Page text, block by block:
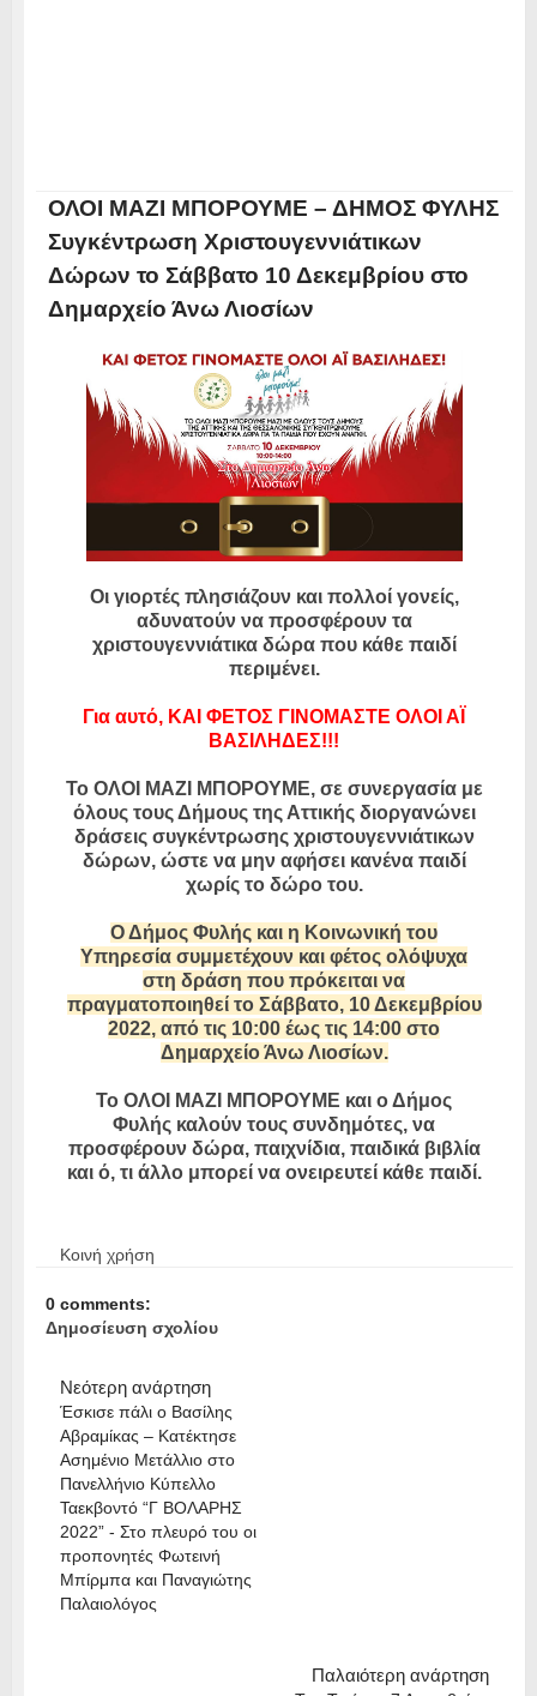
ΟΛΟΙ ΜΑΖΙ ΜΠΟΡΟΥΜΕ – ΔΗΜΟΣ ΦΥΛΗΣ
Συγκέντρωση Χριστουγεννιάτικων
Δώρων το Σάββατο 10 Δεκεμβρίου στο
Δημαρχείο Άνω Λιοσίων
Οι γιορτές πλησιάζουν και πολλοί γονείς,
αδυνατούν να προσφέρουν τα
χριστουγεννιάτικα δώρα που κάθε παιδί
περιμένει.
Για αυτό, ΚΑΙ ΦΕΤΟΣ ΓΙΝΟΜΑΣΤΕ ΟΛΟΙ ΑΪ
ΒΑΣΙΛΗΔΕΣ!!!
Το ΟΛΟΙ ΜΑΖΙ ΜΠΟΡΟΥΜΕ, σε συνεργασία με
όλους τους Δήμους της Αττικής διοργανώνει
δράσεις συγκέντρωσης χριστουγεννιάτικων
δώρων, ώστε να μην αφήσει κανένα παιδί
χωρίς το δώρο του.
Ο Δήμος Φυλής και η Κοινωνική του
Υπηρεσία συμμετέχουν και φέτος ολόψυχα
στη δράση που πρόκειται να
πραγματοποιηθεί το Σάββατο, 10 Δεκεμβρίου
2022, από τις 10:00 έως τις 14:00 στο
Δημαρχείο Άνω Λιοσίων.
Το ΟΛΟΙ ΜΑΖΙ ΜΠΟΡΟΥΜΕ και ο Δήμος
Φυλής καλούν τους συνδημότες, να
προσφέρουν δώρα, παιχνίδια, παιδικά βιβλία
και ό, τι άλλο μπορεί να ονειρευτεί κάθε παιδί.
Κοινή χρήση
0 comments:
Δημοσίευση σχολίου
Νεότερη ανάρτηση
Έσκισε πάλι ο Βασίλης
Αβραμίκας – Κατέκτησε
Ασημένιο Μετάλλιο στο
Πανελλήνιο Κύπελλο
Ταεκβοντό “Γ ΒΟΛΑΡΗΣ
2022” - Στο πλευρό του οι
προπονητές Φωτεινή
Μπίρμπα και Παναγιώτης
Παλαιολόγος
Παλαιότερη ανάρτηση